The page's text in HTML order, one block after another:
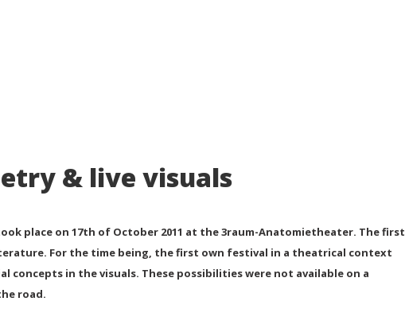
& live visuals
place on 17th of October 2011 at the 3raum-Anatomietheater. The first
For the time being, the first own festival in a theatrical context
concepts in the visuals. These possibilities were not available on a
road.